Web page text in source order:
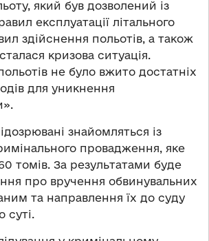
який був дозволений із
експлуатації літального
здійснення польотів, а також
кризова ситуація.
не було вжито достатніх
для уникнення
знайомляться із
провадження, яке
томів. За результатами буде
про вручення обвинувальних
та направлення їх до суду
суті.